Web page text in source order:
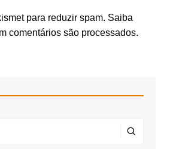
para reduzir spam. Saiba
comentários são processados.